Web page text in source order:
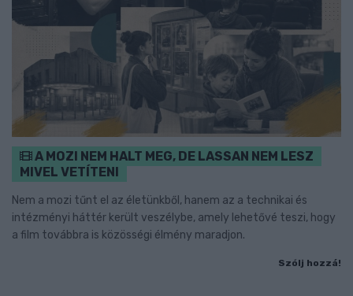
A MOZI NEM HALT MEG, DE LASSAN NEM LESZ
MIVEL VETÍTENI
Nem a mozi tűnt el az életünkből, hanem az a technikai és
intézményi háttér került veszélybe, amely lehetővé teszi, hogy
a film továbbra is közösségi élmény maradjon.
Szólj hozzá!